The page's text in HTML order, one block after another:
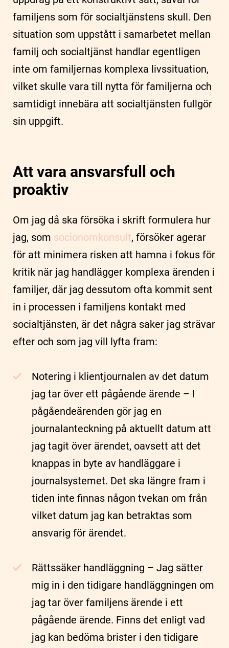
familjens som för socialtjänstens skull. Den
situation som uppstått i samarbetet mellan
familj och socialtjänst handlar egentligen
inte om familjernas komplexa livssituation,
vilket skulle vara till nytta för familjerna och
samtidigt innebära att socialtjänsten fullgör
sin uppgift.
Att vara ansvarsfull och
proaktiv
Om jag då ska försöka i skrift formulera hur
jag, som socionomkonsult, försöker agerar
för att minimera risken att hamna i fokus för
kritik när jag handlägger komplexa ärenden i
familjer, där jag dessutom ofta kommit sent
in i processen i familjens kontakt med
socialtjänsten, är det några saker jag strävar
efter och som jag vill lyfta fram:
Notering i klientjournalen av det datum
jag tar över ett pågående ärende – I
pågåendeärenden gör jag en
journalanteckning på aktuellt datum att
jag tagit över ärendet, oavsett att det
knappas in byte av handläggare i
journalsystemet. Det ska längre fram i
tiden inte finnas någon tvekan om från
vilket datum jag kan betraktas som
ansvarig för ärendet.
Rättssäker handläggning – Jag sätter
mig in i den tidigare handläggningen om
jag tar över familjens ärende i ett
pågående ärende. Finns det enligt vad
jag kan bedöma brister i den tidigare